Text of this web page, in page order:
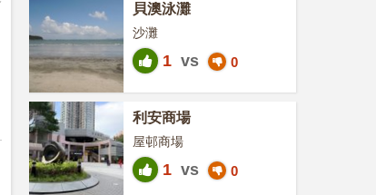
貝澳泳灘
沙灘
1 vs 0
利安商場
屋邨商場
1 vs 0